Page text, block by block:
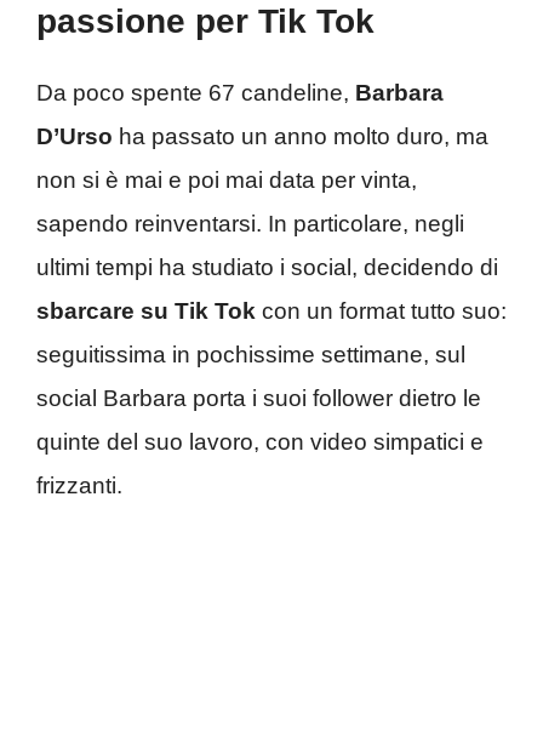
passione per Tik Tok
Da poco spente 67 candeline, Barbara
D’Urso ha passato un anno molto duro, ma
non si è mai e poi mai data per vinta,
sapendo reinventarsi. In particolare, negli
ultimi tempi ha studiato i social, decidendo di
sbarcare su Tik Tok con un format tutto suo:
seguitissima in pochissime settimane, sul
social Barbara porta i suoi follower dietro le
quinte del suo lavoro, con video simpatici e
frizzanti.